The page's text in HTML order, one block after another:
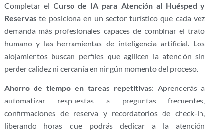
Completar el Curso de IA para Atención al Huésped y
Reservaste posiciona en un sector turístico que cada vez
demanda más profesionales capaces de combinar el trato
humano y las herramientas de inteligencia artificial. Los
alojamientos buscan perfiles que agilicen la atención sin
perder calidez ni cercanía en ningún momento del proceso.
Ahorro de tiempo en tareas repetitivas: Aprenderás a
automatizar respuestas a preguntas frecuentes,
confirmaciones de reserva y recordatorios de check-in,
liberando horas que podrás dedicar a la atención